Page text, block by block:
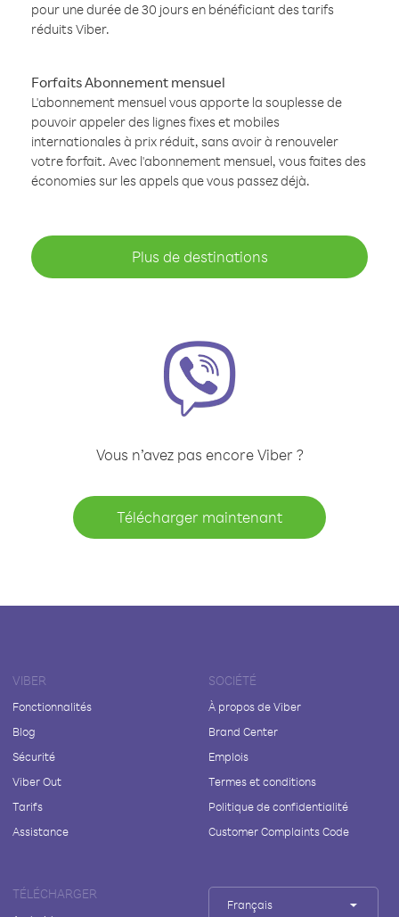
pour une durée de 30 jours en bénéficiant des tarifs
réduits Viber.
Forfaits Abonnement mensuel
L'abonnement mensuel vous apporte la souplesse de
pouvoir appeler des lignes fixes et mobiles
internationales à prix réduit, sans avoir à renouveler
votre forfait. Avec l'abonnement mensuel, vous faites des
économies sur les appels que vous passez déjà.
Plus de destinations
Vous n’avez pas encore Viber ?
Télécharger maintenant
VIBER
Fonctionnalités
Blog
Sécurité
Viber Out
Tarifs
Assistance
SOCIÉTÉ
À propos de Viber
Brand Center
Emplois
Termes et conditions
Politique de confidentialité
Customer Complaints Code
TÉLÉCHARGER
Français